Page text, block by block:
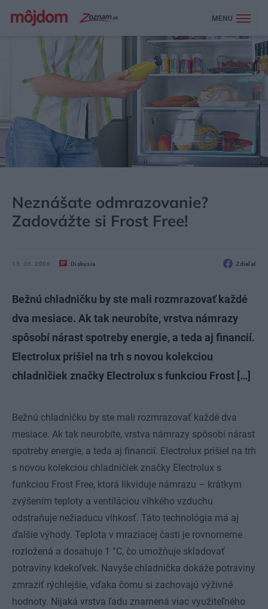
MENU
Neznášate odmrazovanie?
Zadovážte si Frost Free!
15. 06. 2006 Diskusia Zdieľať
Bežnú chladničku by ste mali rozmrazovať každé
dva mesiace. Ak tak neurobíte, vrstva námrazy
spôsobí nárast spotreby energie, a teda aj financií.
Electrolux prišiel na trh s novou kolekciou
chladničiek značky Electrolux s funkciou Frost […]
Bežnú chladničku by ste mali rozmrazovať každé dva
mesiace. Ak tak neurobíte, vrstva námrazy spôsobí nárast
spotreby energie, a teda aj financií. Electrolux prišiel na trh
s novou kolekciou chladničiek značky Electrolux s
funkciou Frost Free, ktorá likviduje námrazu – krátkym
zvýšením teploty a ventiláciou vlhkého vzduchu
odstraňuje nežiaducu vlhkosť. Táto technológia má aj
ďalšie výhody. Teplota v mraziacej časti je rovnomerne
rozložená a dosahuje 1 °C, čo umožňuje skladovať
potraviny kdekoľvek. Navyše chladnička dokáže potraviny
zmraziť rýchlejšie, vďaka čomu si zachovajú výživné
hodnoty. Nijaká vrstva ľadu znamená viac využiteľného